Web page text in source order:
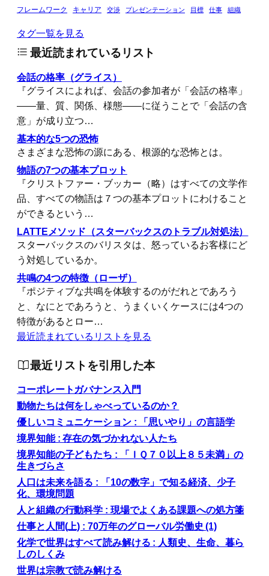
フレームワーク
キャリア 交渉 プレゼンテーション 目標 仕事 組織
タグ一覧を見る
最近読まれているリスト
会話の格率（グライス）
『グライスによれば、会話の参加者が「会話の格率」
――量、質、関係、様態――に従うことで「会話の含
意」が成り立つ…
基本的な5つの恐怖
さまざまな恐怖の源にある、根源的な恐怖とは。
物語の7つの基本プロット
『クリストファー・ブッカー（略）はすべての文学作
品、すべての物語は７つの基本プロットにわけること
ができるという…
LATTEメソッド（スターバックスのトラブル対処法）
スターバックスのバリスタは、怒っているお客様にど
う対処しているか。
共鳴の4つの特徴（ローザ）
『ポジティブな共鳴を体験するのがだれとであろう
と、なにとであろうと、うまくいくケースには4つの
特徴があるとロー…
最近読まれているリストを見る
最近リストを引用した本
コーポレートガバナンス入門
動物たちは何をしゃべっているのか？
優しいコミュニケーション : 「思いやり」の言語学
境界知能 : 存在の気づかれない人たち
境界知能の子どもたち : 「ＩＱ７０以上８５未満」の
生きづらさ
人口は未来を語る : 「10の数字」で知る経済、少子
化、環境問題
人と組織の行動科学 : 現場でよくある課題への処方箋
仕事と人間(上) : 70万年のグローバル労働史 (1)
化学で世界はすべて読み解ける : 人類史、生命、暮ら
しのしくみ
世界は宗教で読み解ける